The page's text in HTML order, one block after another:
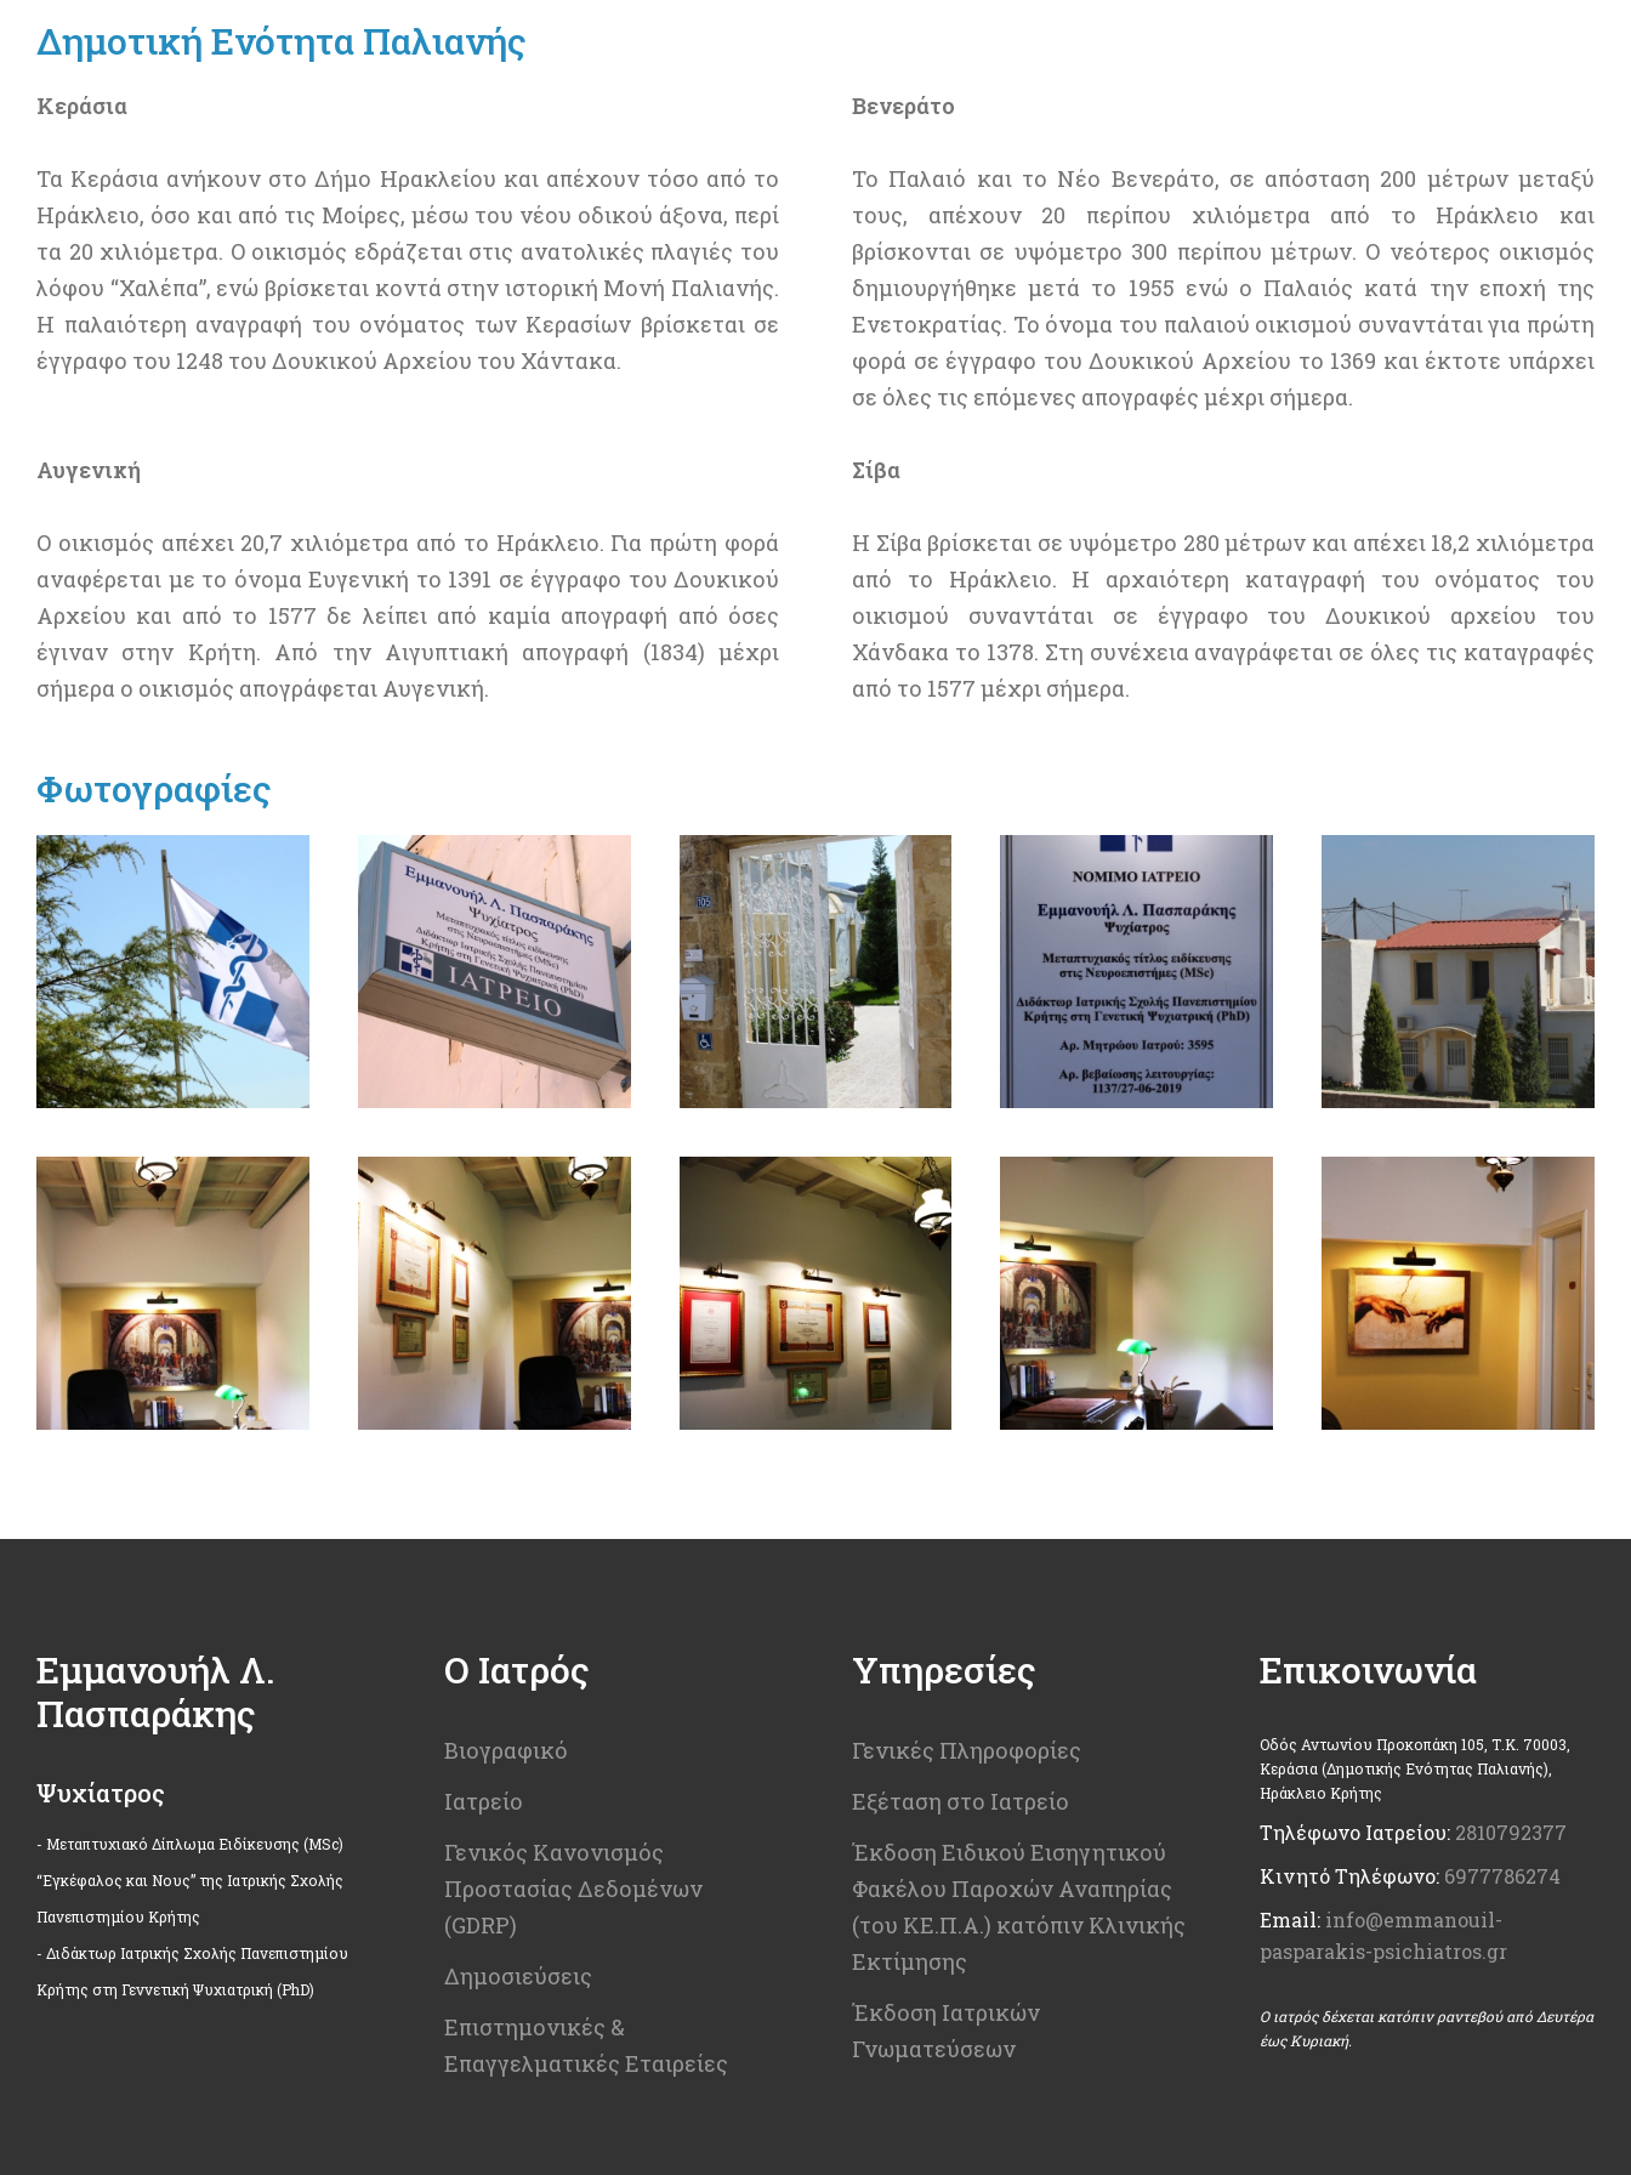
Δημοτική Ενότητα Παλιανής
Κεράσια
Τα Κεράσια ανήκουν στο Δήμο Ηρακλείου και απέχουν τόσο από το
Ηράκλειο, όσο και από τις Μοίρες, μέσω του νέου οδικού άξονα, περί
τα 20 χιλιόμετρα. Ο οικισμός εδράζεται στις ανατολικές πλαγιές του
λόφου “Χαλέπα”, ενώ βρίσκεται κοντά στην ιστορική Μονή Παλιανής.
Η παλαιότερη αναγραφή του ονόματος των Κερασίων βρίσκεται σε
έγγραφο του 1248 του Δουκικού Αρχείου του Χάντακα.
Βενεράτο
Το Παλαιό και το Νέο Βενεράτο, σε απόσταση 200 μέτρων μεταξύ
τους, απέχουν 20 περίπου χιλιόμετρα από το Ηράκλειο και
βρίσκονται σε υψόμετρο 300 περίπου μέτρων. Ο νεότερος οικισμός
δημιουργήθηκε μετά το 1955 ενώ ο Παλαιός κατά την εποχή της
Ενετοκρατίας. Το όνομα του παλαιού οικισμού συναντάται για πρώτη
φορά σε έγγραφο του Δουκικού Αρχείου το 1369 και έκτοτε υπάρχει
σε όλες τις επόμενες απογραφές μέχρι σήμερα.
Αυγενική
Ο οικισμός απέχει 20,7 χιλιόμετρα από το Ηράκλειο. Για πρώτη φορά
αναφέρεται με το όνομα Ευγενική το 1391 σε έγγραφο του Δουκικού
Αρχείου και από το 1577 δε λείπει από καμία απογραφή από όσες
έγιναν στην Κρήτη. Από την Αιγυπτιακή απογραφή (1834) μέχρι
σήμερα ο οικισμός απογράφεται Αυγενική.
Σίβα
Η Σίβα βρίσκεται σε υψόμετρο 280 μέτρων και απέχει 18,2 χιλιόμετρα
από το Ηράκλειο. Η αρχαιότερη καταγραφή του ονόματος του
οικισμού συναντάται σε έγγραφο του Δουκικού αρχείου του
Χάνδακα το 1378. Στη συνέχεια αναγράφεται σε όλες τις καταγραφές
από το 1577 μέχρι σήμερα.
Φωτογραφίες
Εμμανουήλ Λ.
Πασπαράκης
Ψυχίατρος
- Μεταπτυχιακό Δίπλωμα Ειδίκευσης (MSc)
“Εγκέφαλος και Νους” της Ιατρικής Σχολής
Πανεπιστημίου Κρήτης
- Διδάκτωρ Ιατρικής Σχολής Πανεπιστημίου
Κρήτης στη Γεννετική Ψυχιατρική (PhD)
Ο Ιατρός
Βιογραφικό
Ιατρείο
Γενικός Κανονισμός
Προστασίας Δεδομένων
(GDRP)
Δημοσιεύσεις
Επιστημονικές &
Επαγγελματικές Εταιρείες
Υπηρεσίες
Γενικές Πληροφορίες
Εξέταση στο Ιατρείο
Έκδοση Ειδικού Εισηγητικού
Φακέλου Παροχών Αναπηρίας
(του ΚΕ.Π.Α.) κατόπιν Κλινικής
Εκτίμησης
Έκδοση Ιατρικών
Γνωματεύσεων
Επικοινωνία
Οδός Αντωνίου Προκοπάκη 105, Τ.Κ. 70003,
Κεράσια (Δημοτικής Ενότητας Παλιανής),
Ηράκλειο Κρήτης
Τηλέφωνο Ιατρείου: 2810792377
Κινητό Τηλέφωνο: 6977786274
Email: info@emmanouil-
pasparakis-psichiatros.gr
Ο ιατρός δέχεται κατόπιν ραντεβού από Δευτέρα
έως Κυριακή.